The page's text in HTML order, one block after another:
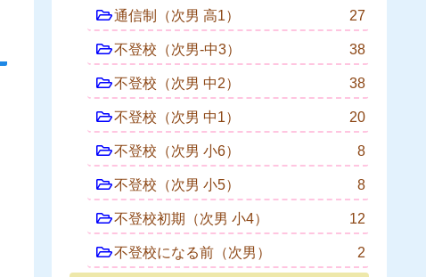
通信制（次男 高1） 27
不登校（次男-中3） 38
不登校（次男 中2） 38
不登校（次男 中1） 20
不登校（次男 小6） 8
不登校（次男 小5） 8
不登校初期（次男 小4） 12
不登校になる前（次男） 2